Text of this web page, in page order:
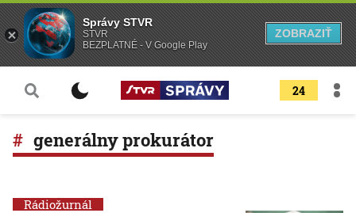
24
generálny prokurátor
Rádiožurnál
Správy STVR
STVR
BEZPLATNÉ - V Google Play
ZOBRAZIŤ